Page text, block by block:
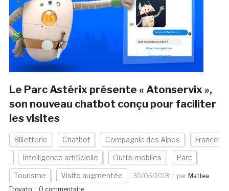
Le Parc Astérix présente « Atonservix »,
son nouveau chatbot conçu pour faciliter
les visites
Billetterie Chatbot Compagnie des Alpes France
Intelligence artificielle Outils mobiles Parc
Tourisme Visite augmentée 30/05/2018 par Mattea
Trovato
0 commentaire